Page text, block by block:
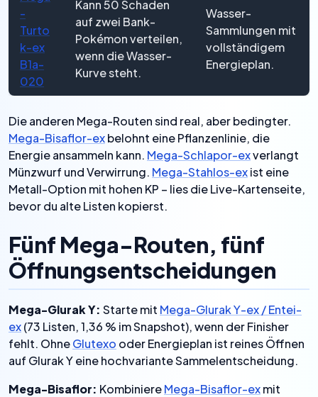
-
Turto
k-ex
B1a-
020
Kann 50 Schaden
auf zwei Bank-
Pokémon verteilen,
wenn die Wasser-
Kurve steht.
Wasser-
Sammlungen mit
vollständigem
Energieplan.
Die anderen Mega-Routen sind real, aber bedingter.
Mega-Bisaflor-exbelohnt eine Pflanzenlinie, die
Energie ansammeln kann. Mega-Schlapor-exverlangt
Münzwurf und Verwirrung. Mega-Stahlos-exist eine
Metall-Option mit hohen KP – lies die Live-Kartenseite,
bevor du alte Listen kopierst.
Fünf Mega-Routen, fünf
Öffnungsentscheidungen
Mega-Glurak Y: Starte mit Mega-Glurak Y-ex / Entei-
ex(73 Listen, 1,36 % im Snapshot), wenn der Finisher
fehlt. OhneGlutexo oder Energieplan ist reines Öffnen
auf Glurak Y eine hochvariante Sammelentscheidung.
Mega-Bisaflor: KombiniereMega-Bisaflor-exmit